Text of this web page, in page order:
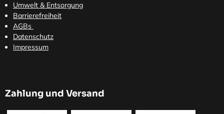
Umwelt & Entsorgung
Barrierefreiheit
AGBs
Datenschutz
Impressum
Zahlung und Versand